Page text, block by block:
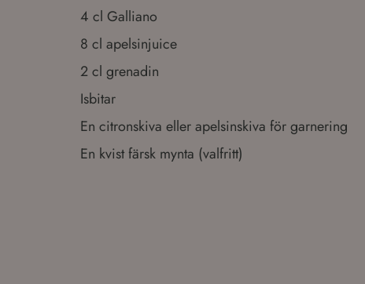
4 cl Galliano
8 cl apelsinjuice
2 cl grenadin
Isbitar
En citronskiva eller apelsinskiva för garnering
En kvist färsk mynta (valfritt)